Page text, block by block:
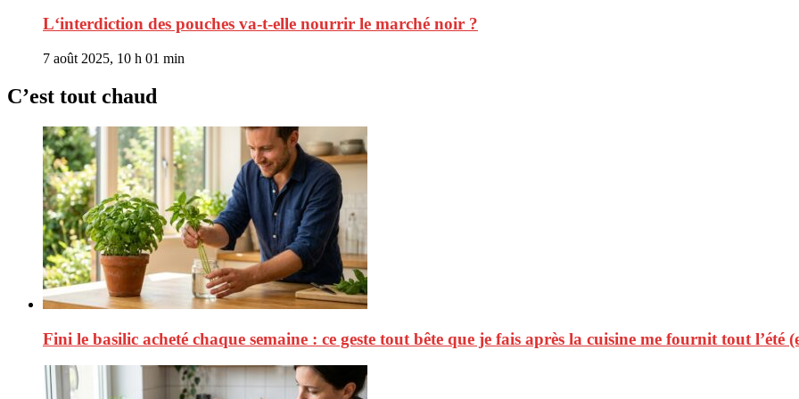
L‘interdiction des pouches va-t-elle nourrir le marché noir ?
7 août 2025, 10 h 01 min
C’est tout chaud
Fini le basilic acheté chaque semaine : ce geste tout bête que je fais après la cuisine me fournit tout l’été